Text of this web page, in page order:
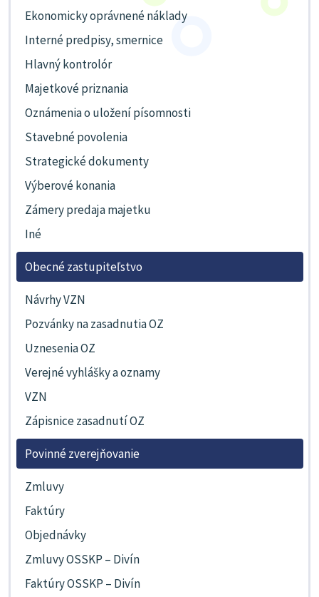
Ekonomicky oprávnené náklady
Interné predpisy, smernice
Hlavný kontrolór
Majetkové priznania
Oznámenia o uložení písomnosti
Stavebné povolenia
Strategické dokumenty
Výberové konania
Zámery predaja majetku
Iné
Obecné zastupiteľstvo
Návrhy VZN
Pozvánky na zasadnutia OZ
Uznesenia OZ
Verejné vyhlášky a oznamy
VZN
Zápisnice zasadnutí OZ
Povinné zverejňovanie
Zmluvy
Faktúry
Objednávky
Zmluvy OSSKP – Divín
Faktúry OSSKP – Divín